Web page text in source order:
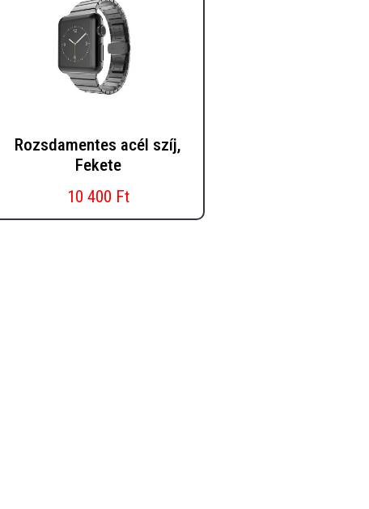
Rozsdamentes acél szíj,
Fekete
10 400 Ft